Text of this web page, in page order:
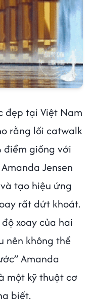
đẹp tại Việt Nam
rằng lối catwalk
giống với
Jensen
tạo hiệu ứng
rất dứt khoát.
xoay của hai
nên không thể
Amanda
một kỹ thuật cơ
biết.